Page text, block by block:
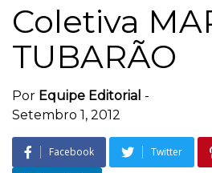
Coletiva
TUBARÃO
Por Equipe Editorial -
Setembro 1, 2012
Facebook Twitter